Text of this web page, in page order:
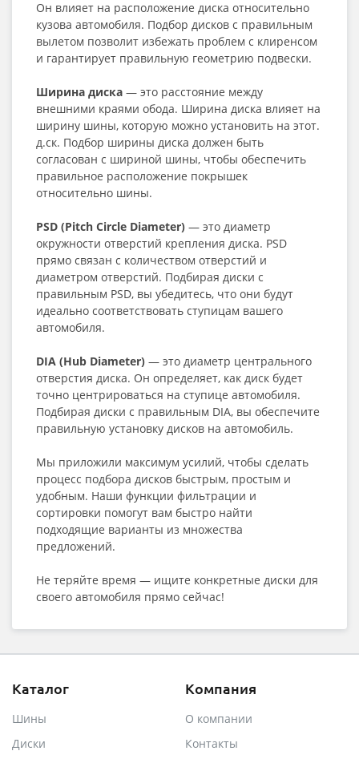
Он влияет на расположение диска относительно
кузова автомобиля. Подбор дисков с правильным
вылетом позволит избежать проблем с клиренсом
и гарантирует правильную геометрию подвески.
Ширина диска — это расстояние между
внешними краями обода. Ширина диска влияет на
ширину шины, которую можно установить на этот.
д.ск. Подбор ширины диска должен быть
согласован с шириной шины, чтобы обеспечить
правильное расположение покрышек
относительно шины.
PSD (Pitch Circle Diameter) — это диаметр
окружности отверстий крепления диска. PSD
прямо связан с количеством отверстий и
диаметром отверстий. Подбирая диски с
правильным PSD, вы убедитесь, что они будут
идеально соответствовать ступицам вашего
автомобиля.
DIA (Hub Diameter) — это диаметр центрального
отверстия диска. Он определяет, как диск будет
точно центрироваться на ступице автомобиля.
Подбирая диски с правильным DIA, вы обеспечите
правильную установку дисков на автомобиль.
Мы приложили максимум усилий, чтобы сделать
процесс подбора дисков быстрым, простым и
удобным. Наши функции фильтрации и
сортировки помогут вам быстро найти
подходящие варианты из множества
предложений.
Не теряйте время — ищите конкретные диски для
своего автомобиля прямо сейчас!
Каталог
Шины
Диски
Компания
О компании
Контакты